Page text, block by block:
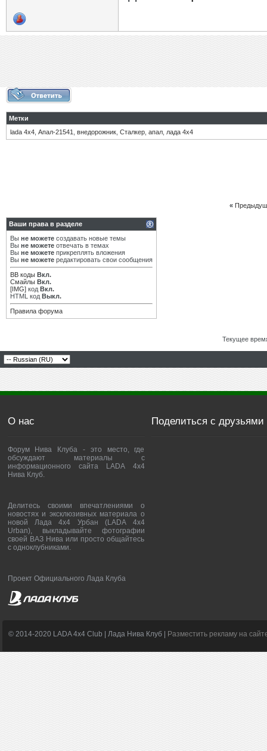
Метки
lada 4х4 Апал-21541 внедорожник Сталкер апал лада 4х4
«
Ваши права в разделе
Вы не можете создавать новые темы
Вы не можете отвечать в темах
Вы не можете прикреплять вложения
Вы не можете редактировать свои сообщения
BB коды Вкл.
Смайлы Вкл.
[IMG] код Вкл.
HTML код Выкл.
Правила форума
Текущее
О нас
Форум Нива Клуба - это место, где
обсуждают материалы с
информационного сайта LADA 4x4
Нива Клуб.
Делитесь своими впечатлениями о
новостях и эксклюзивных материала о
новой Лада 4х4 Урбан (LADA 4x4
Urban), выкладывайте фотографии
своей ВАЗ Нива или просто общайтесь
с одноклубниками.
Проект Официального Лада Клуба
Поделиться с друзьями
© 2014-2020 LADA 4x4 Club | Лада Нива Клуб | Разместить рекламу на